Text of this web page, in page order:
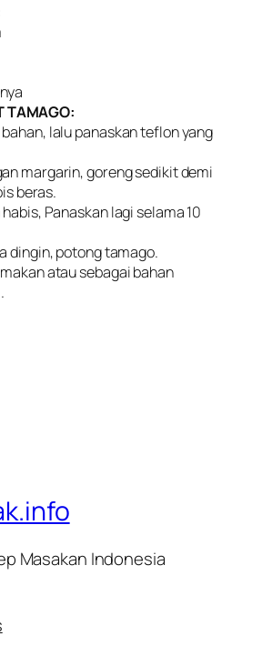
TAMAGO:
lalu panaskan teflon yang
margarin, goreng sedikit demi
beras.
Panaskan lagi selama 10
dingin, potong tamago.
atau sebagai bahan
Masakan Indonesia